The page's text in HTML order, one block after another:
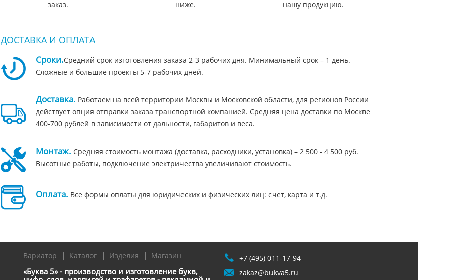
заказ.
ниже.
нашу продукцию.
ДОСТАВКА И ОПЛАТА
Сроки.Средний срок изготовления заказа 2-3 рабочих дня. Минимальный срок – 1 день.
Сложные и большие проекты 5-7 рабочих дней.
Доставка. Работаем на всей территории Москвы и Московской области, для регионов России
действует опция отправки заказа транспортной компанией. Средняя цена доставки по Москве
400-700 рублей в зависимости от дальности, габаритов и веса.
Монтаж. Средняя стоимость монтажа (доставка, расходники, установка) – 2 500 - 4 500 руб.
Высотные работы, подключение электричества увеличивают стоимость.
Оплата. Все формы оплаты для юридических и физических лиц: счет, карта и т.д.
Вариатор Каталог Изделия Магазин
«Буква 5» - производство и изготовление букв,
+7 (495) 011-17-94
zakaz@bukva5.ru